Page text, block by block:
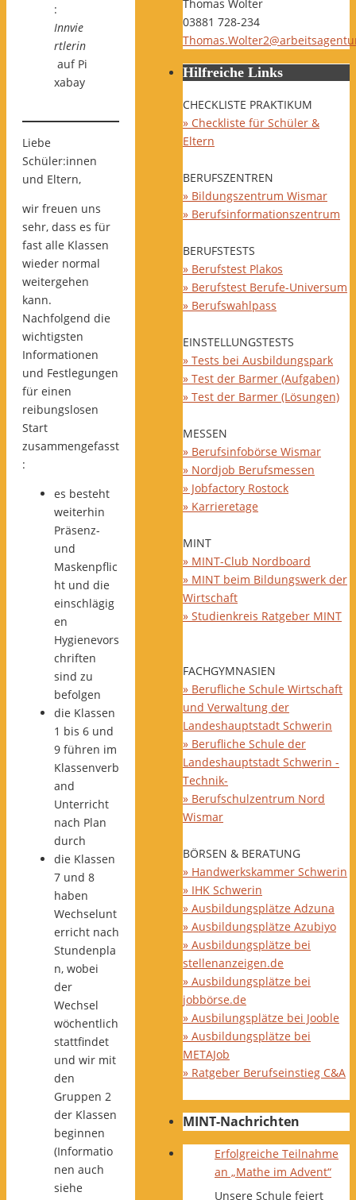
:
Innvie
rtlerin
auf Pi
xabay
Liebe
Schüler:innen
und Eltern,
wir freuen uns
sehr, dass es für
fast alle Klassen
wieder normal
weitergehen
kann.
Nachfolgend die
wichtigsten
Informationen
und Festlegungen
für einen
reibungslosen
Start
zusammengefasst
:
es besteht
weiterhin
Präsenz-
und
Maskenpflic
ht und die
einschlägig
en
Hygienevors
chriften
sind zu
befolgen
die Klassen
1 bis 6 und
9 führen im
Klassenverb
and
Unterricht
nach Plan
durch
die Klassen
7 und 8
haben
Wechselunt
erricht nach
Stundenpla
n, wobei
der
Wechsel
wöchentlich
stattfindet
und wir mit
den
Gruppen 2
der Klassen
beginnen
(Informatio
nen auch
siehe
Thomas Wolter
03881 728-234
Hilfreiche Links
CHECKLISTE PRAKTIKUM
» Checkliste für Schüler &
Eltern
BERUFSZENTREN
» Bildungszentrum Wismar
» Berufsinformationszentrum
BERUFSTESTS
» Berufstest Plakos
» Berufstest Berufe-Universum
» Berufswahlpass
EINSTELLUNGSTESTS
» Tests bei Ausbildungspark
» Test der Barmer (Aufgaben)
» Test der Barmer (Lösungen)
MESSEN
» Berufsinfobörse Wismar
» Nordjob Berufsmessen
» Jobfactory Rostock
» Karrieretage
MINT
» MINT-Club Nordboard
» MINT beim Bildungswerk der
Wirtschaft
» Studienkreis Ratgeber MINT
FACHGYMNASIEN
» Berufliche Schule Wirtschaft
und Verwaltung der
Landeshauptstadt Schwerin
» Berufliche Schule der
Landeshauptstadt Schwerin -
Technik-
» Berufschulzentrum Nord
Wismar
BÖRSEN & BERATUNG
» Handwerkskammer Schwerin
» IHK Schwerin
» Ausbildungsplätze Adzuna
» Ausbildungsplätze Azubiyo
» Ausbildungsplätze bei
stellenanzeigen.de
» Ausbildungsplätze bei
jobbörse.de
» Ausbilungsplätze bei Jooble
» Ausbildungsplätze bei
METAJob
» Ratgeber Berufseinstieg C&A
MINT-Nachrichten
Erfolgreiche Teilnahme
an „Mathe im Advent“
Unsere Schule feiert